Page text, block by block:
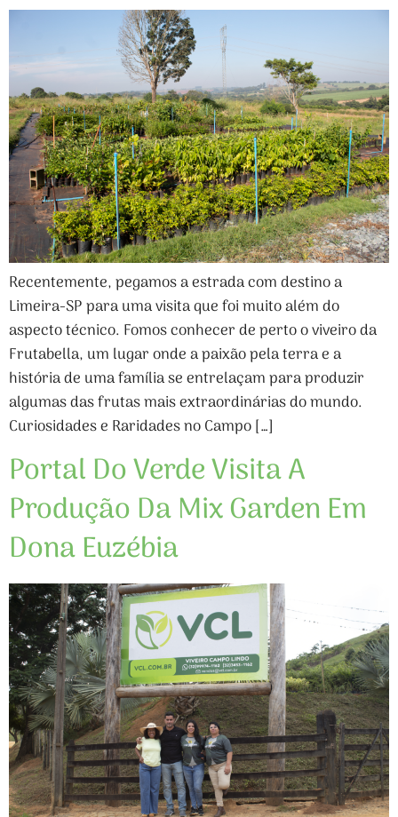
Recentemente, pegamos a estrada com destino a
Limeira-SP para uma visita que foi muito além do
aspecto técnico. Fomos conhecer de perto o viveiro da
Frutabella, um lugar onde a paixão pela terra e a
história de uma família se entrelaçam para produzir
algumas das frutas mais extraordinárias do mundo.
Curiosidades e Raridades no Campo […]
Portal Do Verde Visita A
Produção Da Mix Garden Em
Dona Euzébia